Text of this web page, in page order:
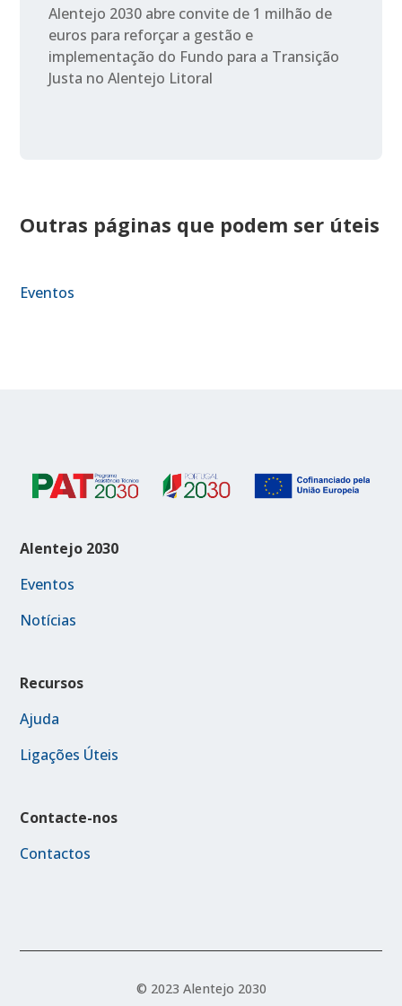
Alentejo 2030 abre convite de 1 milhão de
euros para reforçar a gestão e
implementação do Fundo para a Transição
Justa no Alentejo Litoral
Outras páginas que podem ser úteis
Eventos
Alentejo 2030
Eventos
Notícias
Recursos
Ajuda
Ligações Úteis
Contacte-nos
Contactos
© 2023 Alentejo 2030